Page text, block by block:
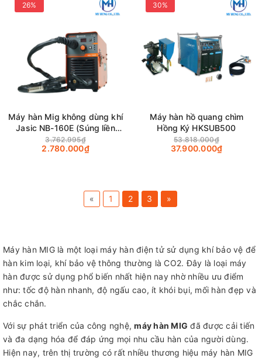
26%
Máy hàn Mig không dùng khí
Jasic NB-160E (Súng liền
máy)
3.762.995₫
2.780.000₫
30%
Máy hàn hồ quang chìm
Hồng Ký HKSUB500
53.818.000₫
37.900.000₫
« 1 2 3 »
Máy hàn MIG là một loại máy hàn điện tử sử dụng khí bảo vệ để
hàn kim loại, khí bảo vệ thông thường là CO2. Đây là loại máy
hàn được sử dụng phổ biến nhất hiện nay nhờ nhiều ưu điểm
như: tốc độ hàn nhanh, độ ngấu cao, ít khói bụi, mối hàn đẹp và
chắc chắn.
Với sự phát triển của công nghệ,máy hàn MIG đã được cải tiến
và đa dạng hóa để đáp ứng mọi nhu cầu hàn của người dùng.
Hiện nay, trên thị trường có rất nhiều thương hiệu máy hàn MIG